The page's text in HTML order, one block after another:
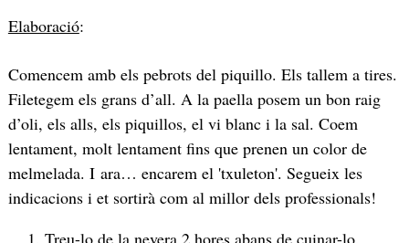
Elaboració:
Comencem amb els pebrots del piquillo. Els tallem a tires.
Filetegem els grans d’all. A la paella posem un bon raig
d’oli, els alls, els piquillos, el vi blanc i la sal. Coem
lentament, molt lentament fins que prenen un color de
melmelada. I ara… encarem el 'txuleton'. Segueix les
indicacions i et sortirà com al millor dels professionals!